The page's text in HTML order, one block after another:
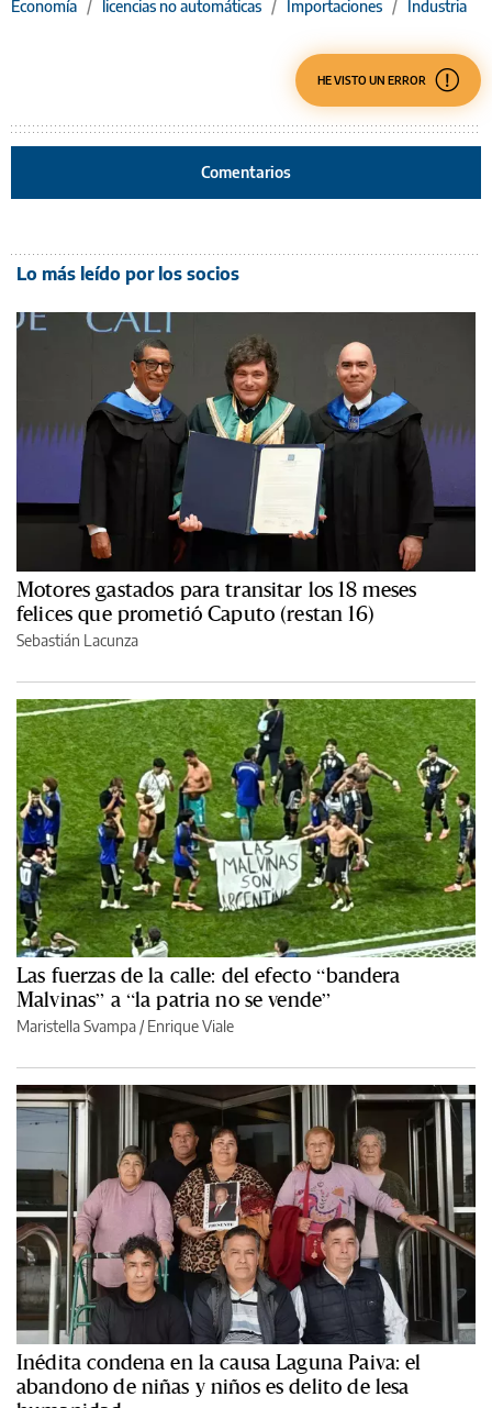
Economía / licencias no automáticas / Importaciones / Industria
HE VISTO UN ERROR
Comentarios
Lo más leído por los socios
Motores gastados para transitar los 18 meses
felices que prometió Caputo (restan 16)
Sebastián Lacunza
Las fuerzas de la calle: del efecto “bandera
Malvinas” a “la patria no se vende”
Maristella Svampa /Enrique Viale
Inédita condena en la causa Laguna Paiva: el
abandono de niñas y niños es delito de lesa